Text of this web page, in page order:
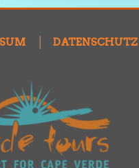
DATENSCHUTZ